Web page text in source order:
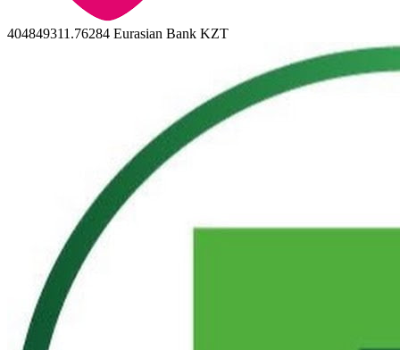
404849311.76284 Eurasian Bank KZT